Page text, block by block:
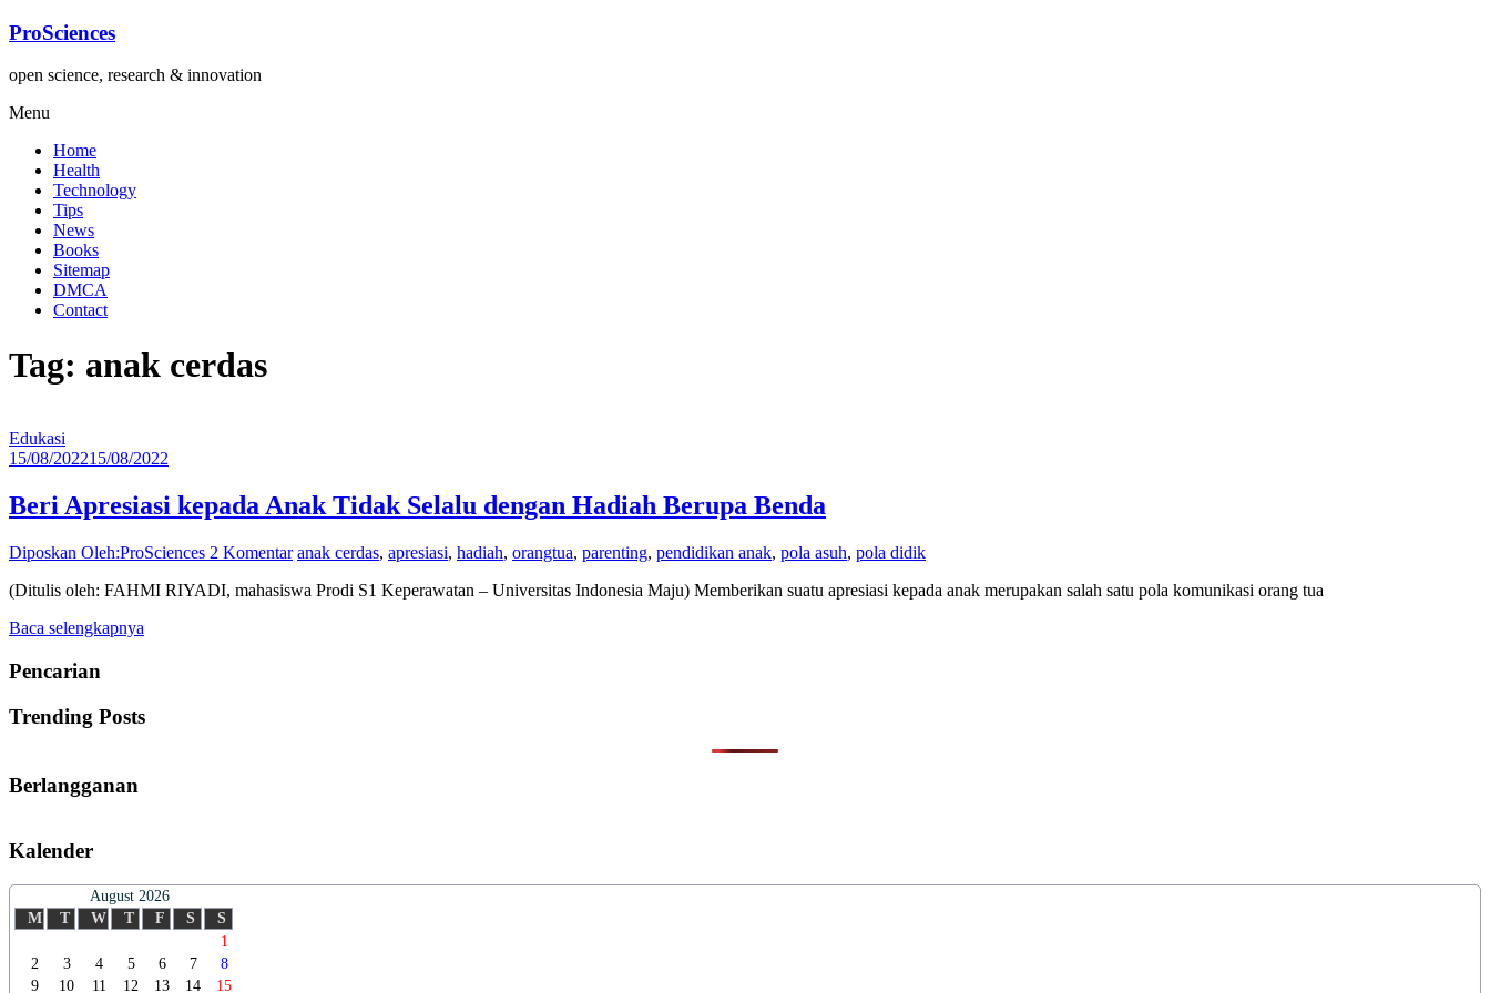
Lompat
konten
ProSciences
open science, research & innovation
Menu
Home
Health
Technology
Tips
News
Books
Sitemap
DMCA
Contact
Tag: anak cerdas
Edukasi
15/08/202215/08/2022
Beri Apresiasi kepada Anak Tidak Selalu dengan Hadiah Berupa Benda
Diposkan Oleh:ProSciences 2 Komentar anak cerdas, apresiasi, hadiah, orangtua, parenting, pendidikan anak, pola asuh, pola didik
(Ditulis oleh: FAHMI RIYADI, mahasiswa Prodi S1 Keperawatan – Universitas Indonesia Maju) Memberikan suatu apresiasi kepada anak merupakan salah satu pola komunikasi orang tua
Baca selengkapnya
Pencarian
Trending Posts
Berlangganan
Kalender
August 2026
M
T W T F S
S
1
2
3 4 5 6 7
8
9
10 11 12 13 14 15